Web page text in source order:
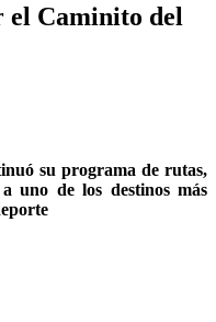
Caminito del
su programa de rutas,
uno de los destinos más